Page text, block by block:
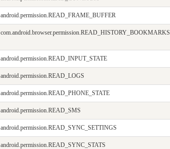
android.permission.READ_FRAME_BUFFER
com.android.browser.permission.READ_HISTORY_BOOKMARKS
android.permission.READ_INPUT_STATE
android.permission.READ_LOGS
android.permission.READ_PHONE_STATE
android.permission.READ_SMS
android.permission.READ_SYNC_SETTINGS
android.permission.READ_SYNC_STATS